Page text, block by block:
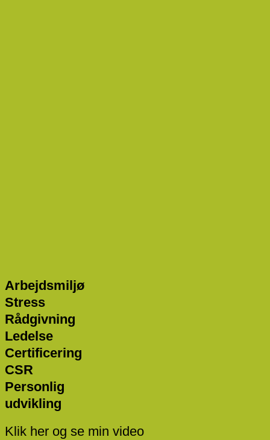
Arbejdsmiljø
Stress
Rådgivning
Ledelse
Certificering
CSR
Personlig
udvikling
Klik her og se min video